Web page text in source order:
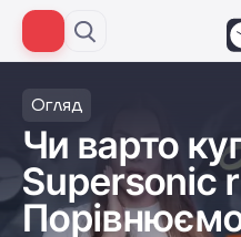
Огляд
Чи варто
Supersonic